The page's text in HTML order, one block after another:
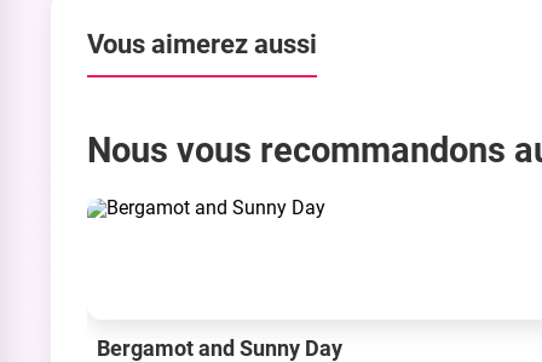
Vous aimerez aussi
Nous vous recommandons
Bergamot and Sunny Day